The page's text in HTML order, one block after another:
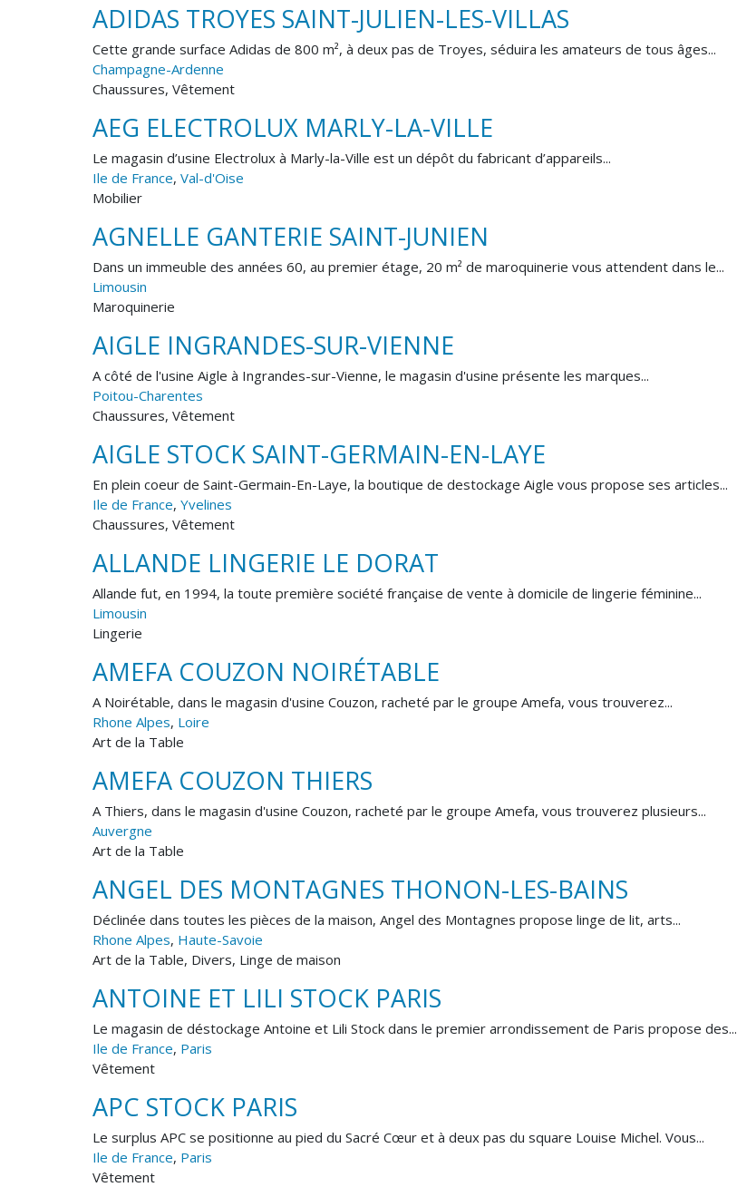
ADIDAS TROYES SAINT-JULIEN-LES-VILLAS
Cette grande surface Adidas de 800 m², à deux pas de Troyes, séduira les amateurs de tous âges...
Champagne-Ardenne
Chaussures, Vêtement
AEG ELECTROLUX MARLY-LA-VILLE
Le magasin d’usine Electrolux à Marly-la-Ville est un dépôt du fabricant d’appareils...
Ile de France, Val-d'Oise
Mobilier
AGNELLE GANTERIE SAINT-JUNIEN
Dans un immeuble des années 60, au premier étage, 20 m² de maroquinerie vous attendent dans le...
Limousin
Maroquinerie
AIGLE INGRANDES-SUR-VIENNE
A côté de l'usine Aigle à Ingrandes-sur-Vienne, le magasin d'usine présente les marques...
Poitou-Charentes
Chaussures, Vêtement
AIGLE STOCK SAINT-GERMAIN-EN-LAYE
En plein coeur de Saint-Germain-En-Laye, la boutique de destockage Aigle vous propose ses articles...
Ile de France, Yvelines
Chaussures, Vêtement
ALLANDE LINGERIE LE DORAT
Allande fut, en 1994, la toute première société française de vente à domicile de lingerie féminine...
Limousin
Lingerie
AMEFA COUZON NOIRÉTABLE
A Noirétable, dans le magasin d'usine Couzon, racheté par le groupe Amefa, vous trouverez...
Rhone Alpes, Loire
Art de la Table
AMEFA COUZON THIERS
A Thiers, dans le magasin d'usine Couzon, racheté par le groupe Amefa, vous trouverez plusieurs...
Auvergne
Art de la Table
ANGEL DES MONTAGNES THONON-LES-BAINS
Déclinée dans toutes les pièces de la maison, Angel des Montagnes propose linge de lit, arts...
Rhone Alpes, Haute-Savoie
Art de la Table, Divers, Linge de maison
ANTOINE ET LILI STOCK PARIS
Le magasin de déstockage Antoine et Lili Stock dans le premier arrondissement de Paris propose des...
Ile de France, Paris
Vêtement
APC STOCK PARIS
Le surplus APC se positionne au pied du Sacré Cœur et à deux pas du square Louise Michel. Vous...
Ile de France, Paris
Vêtement